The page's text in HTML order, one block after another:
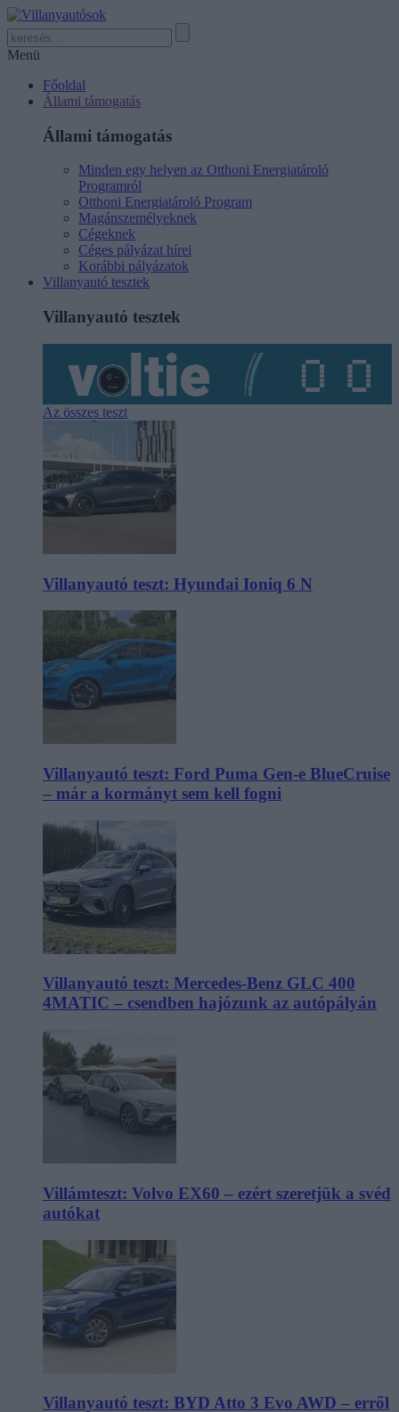
Menü
Főoldal
Állami támogatás
Állami támogatás
Minden egy helyen az Otthoni Energiatároló
Programról
Otthoni Energiatároló Program
Magánszemélyeknek
Cégeknek
Céges pályázat hírei
Korábbi pályázatok
Villanyautó tesztek
Villanyautó tesztek
Az összes teszt
Villanyautó teszt: Hyundai Ioniq 6 N
Villanyautó teszt: Ford Puma Gen-e BlueCruise
– már a kormányt sem kell fogni
Villanyautó teszt: Mercedes-Benz GLC 400
4MATIC – csendben hajózunk az autópályán
Villámteszt: Volvo EX60 – ezért szeretjük a svéd
autókat
Villanyautó teszt: BYD Atto 3 Evo AWD – erről